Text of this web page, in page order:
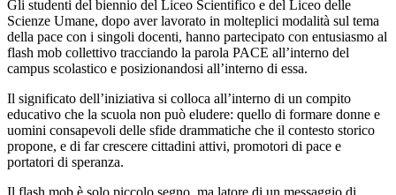
Gli studenti del biennio del Liceo Scientifico e del Liceo delle
Scienze Umane, dopo aver lavorato in molteplici modalità sul tema
della pace con i singoli docenti, hanno partecipato con entusiasmo al
flash mob collettivo tracciando la parola PACE all’interno del
campus scolastico e posizionandosi all’interno di essa.
Il significato dell’iniziativa si colloca all’interno di un compito
educativo che la scuola non può eludere: quello di formare donne e
uomini consapevoli delle sfide drammatiche che il contesto storico
propone, e di far crescere cittadini attivi, promotori di pace e
portatori di speranza.